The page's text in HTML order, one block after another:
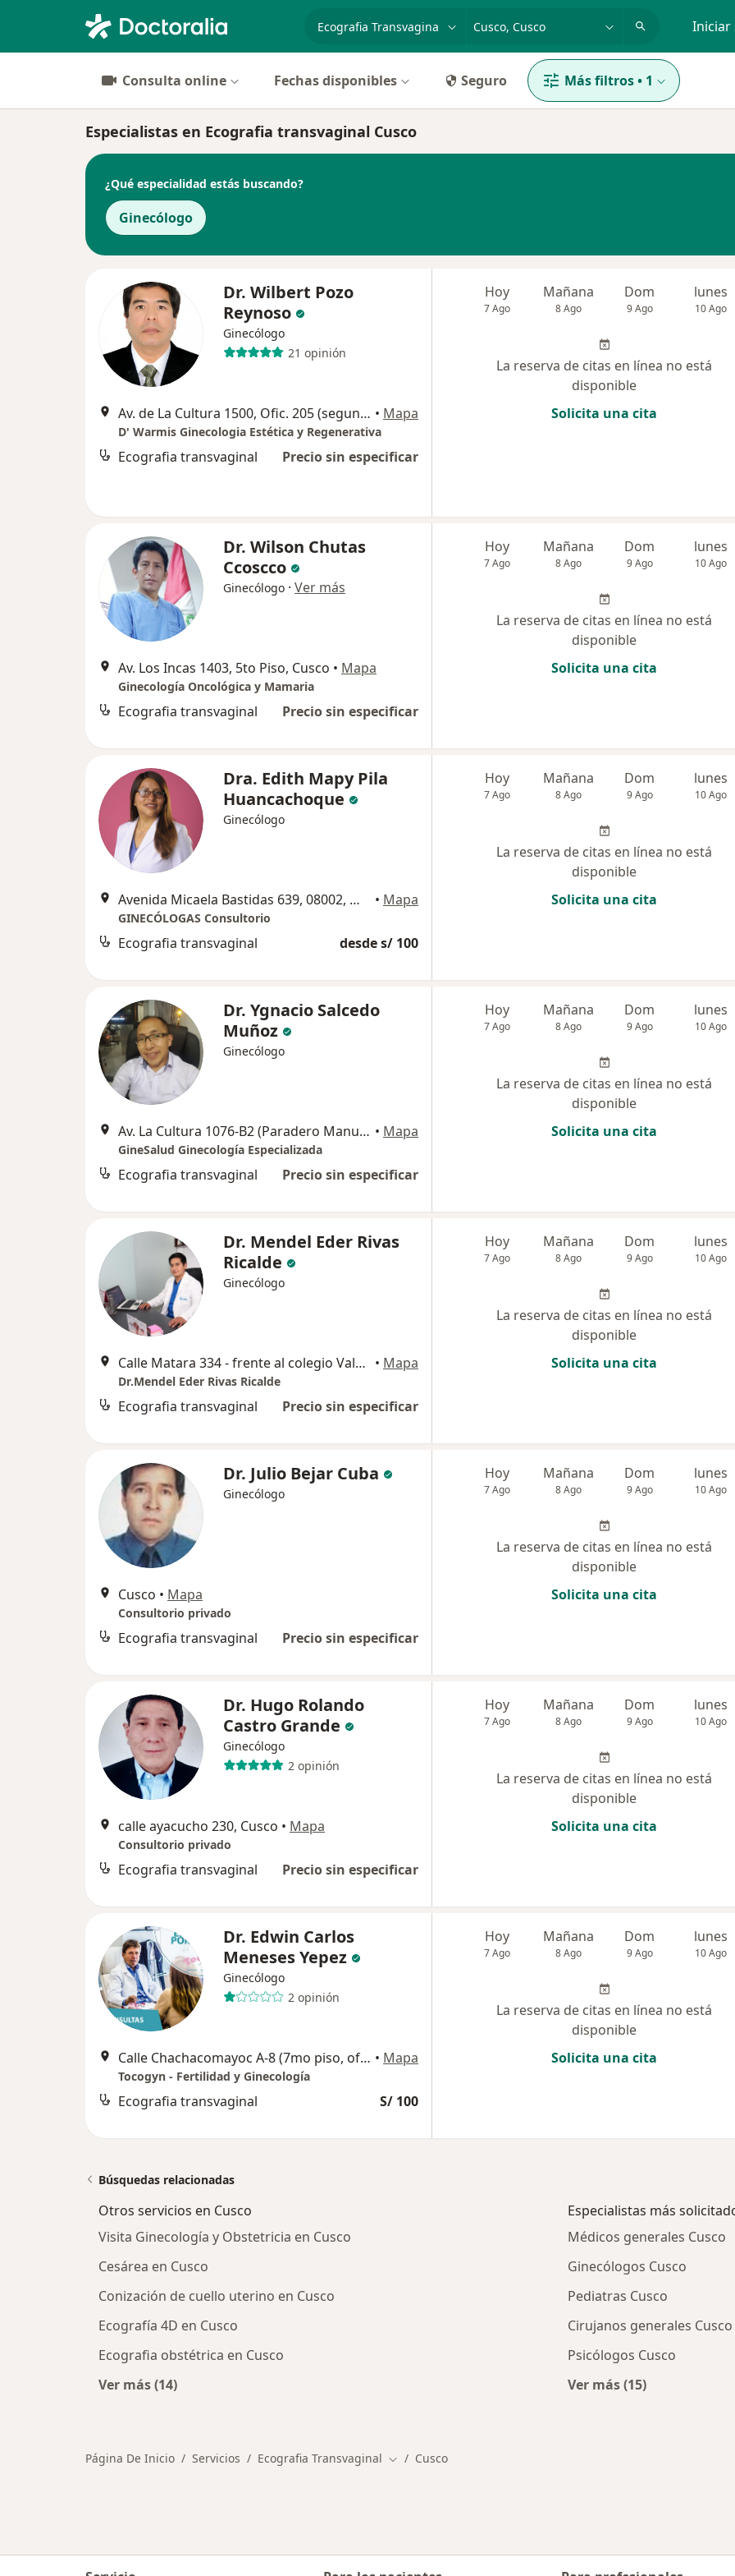
Iniciar
Consulta online Fechas disponibles Seguro Más filtros• 1
Especialistas en Ecografia transvaginal Cusco
¿Qué especialidad estás buscando?
Ginecólogo
Dr. Wilbert Pozo
Reynoso
Ginecólogo
21 opinión
Av. de La Cultura 1500, Ofic. 205 (segundo piso), Frente Hospital Regional, costado de Mexicolor., Cusco • Mapa
D' Warmis Ginecologia Estética y Regenerativa
Ecografia transvaginal Precio sin especificar
Hoy
7 Ago
Mañana
8 Ago
Dom
9 Ago
lunes
10 Ago
La reserva de citas en línea no está
disponible
Solicita una cita
Dr. Wilson Chutas
Ccoscco
Ginecólogo · Ver más
Av. Los Incas 1403, 5to Piso, Cusco • Mapa
Ginecología Oncológica y Mamaria
Ecografia transvaginal Precio sin especificar
Hoy
7 Ago
Mañana
8 Ago
Dom
9 Ago
lunes
10 Ago
La reserva de citas en línea no está
disponible
Solicita una cita
Dra. Edith Mapy Pila
Huancachoque
Ginecólogo
Avenida Micaela Bastidas 639, 08002, Wanchaq, Cusco, Cusco • Mapa
GINECÓLOGAS Consultorio
Ecografia transvaginal desde s/ 100
Hoy
7 Ago
Mañana
8 Ago
Dom
9 Ago
lunes
10 Ago
La reserva de citas en línea no está
disponible
Solicita una cita
Dr. Ygnacio Salcedo
Muñoz
Ginecólogo
Av. La Cultura 1076-B2 (Paradero Manuel Prado) Edificio Gongora, 3er Piso, Oficina 303, Cusco • Mapa
GineSalud Ginecología Especializada
Ecografia transvaginal Precio sin especificar
Hoy
7 Ago
Mañana
8 Ago
Dom
9 Ago
lunes
10 Ago
La reserva de citas en línea no está
disponible
Solicita una cita
Dr. Mendel Eder Rivas
Ricalde
Ginecólogo
Calle Matara 334 - frente al colegio Valentin Paniagua , Cusco • Mapa
Dr.Mendel Eder Rivas Ricalde
Ecografia transvaginal Precio sin especificar
Hoy
7 Ago
Mañana
8 Ago
Dom
9 Ago
lunes
10 Ago
La reserva de citas en línea no está
disponible
Solicita una cita
Dr. Julio Bejar Cuba
Ginecólogo
Cusco • Mapa
Consultorio privado
Ecografia transvaginal Precio sin especificar
Hoy
7 Ago
Mañana
8 Ago
Dom
9 Ago
lunes
10 Ago
La reserva de citas en línea no está
disponible
Solicita una cita
Dr. Hugo Rolando
Castro Grande
Ginecólogo
2 opinión
calle ayacucho 230, Cusco • Mapa
Consultorio privado
Ecografia transvaginal Precio sin especificar
Hoy
7 Ago
Mañana
8 Ago
Dom
9 Ago
lunes
10 Ago
La reserva de citas en línea no está
disponible
Solicita una cita
Dr. Edwin Carlos
Meneses Yepez
Ginecólogo
2 opinión
Calle Chachacomayoc A-8 (7mo piso, of. 702 Centro Empresarial Amauta), Cusco • Mapa
Tocogyn - Fertilidad y Ginecología
Ecografia transvaginal S/ 100
Hoy
7 Ago
Mañana
8 Ago
Dom
9 Ago
lunes
10 Ago
La reserva de citas en línea no está
disponible
Solicita una cita
Búsquedas relacionadas
Otros servicios en Cusco
Visita Ginecología y Obstetricia en Cusco
Cesárea en Cusco
Conización de cuello uterino en Cusco
Ecografía 4D en Cusco
Ecografia obstétrica en Cusco
Ver más (14)
Especialistas más
Médicos generales Cusco
Ginecólogos Cusco
Pediatras Cusco
Cirujanos generales Cusco
Psicólogos Cusco
Ver más (15)
Página De Inicio Servicios Ecografia Transvaginal Cambiar de ciudad
Cusco